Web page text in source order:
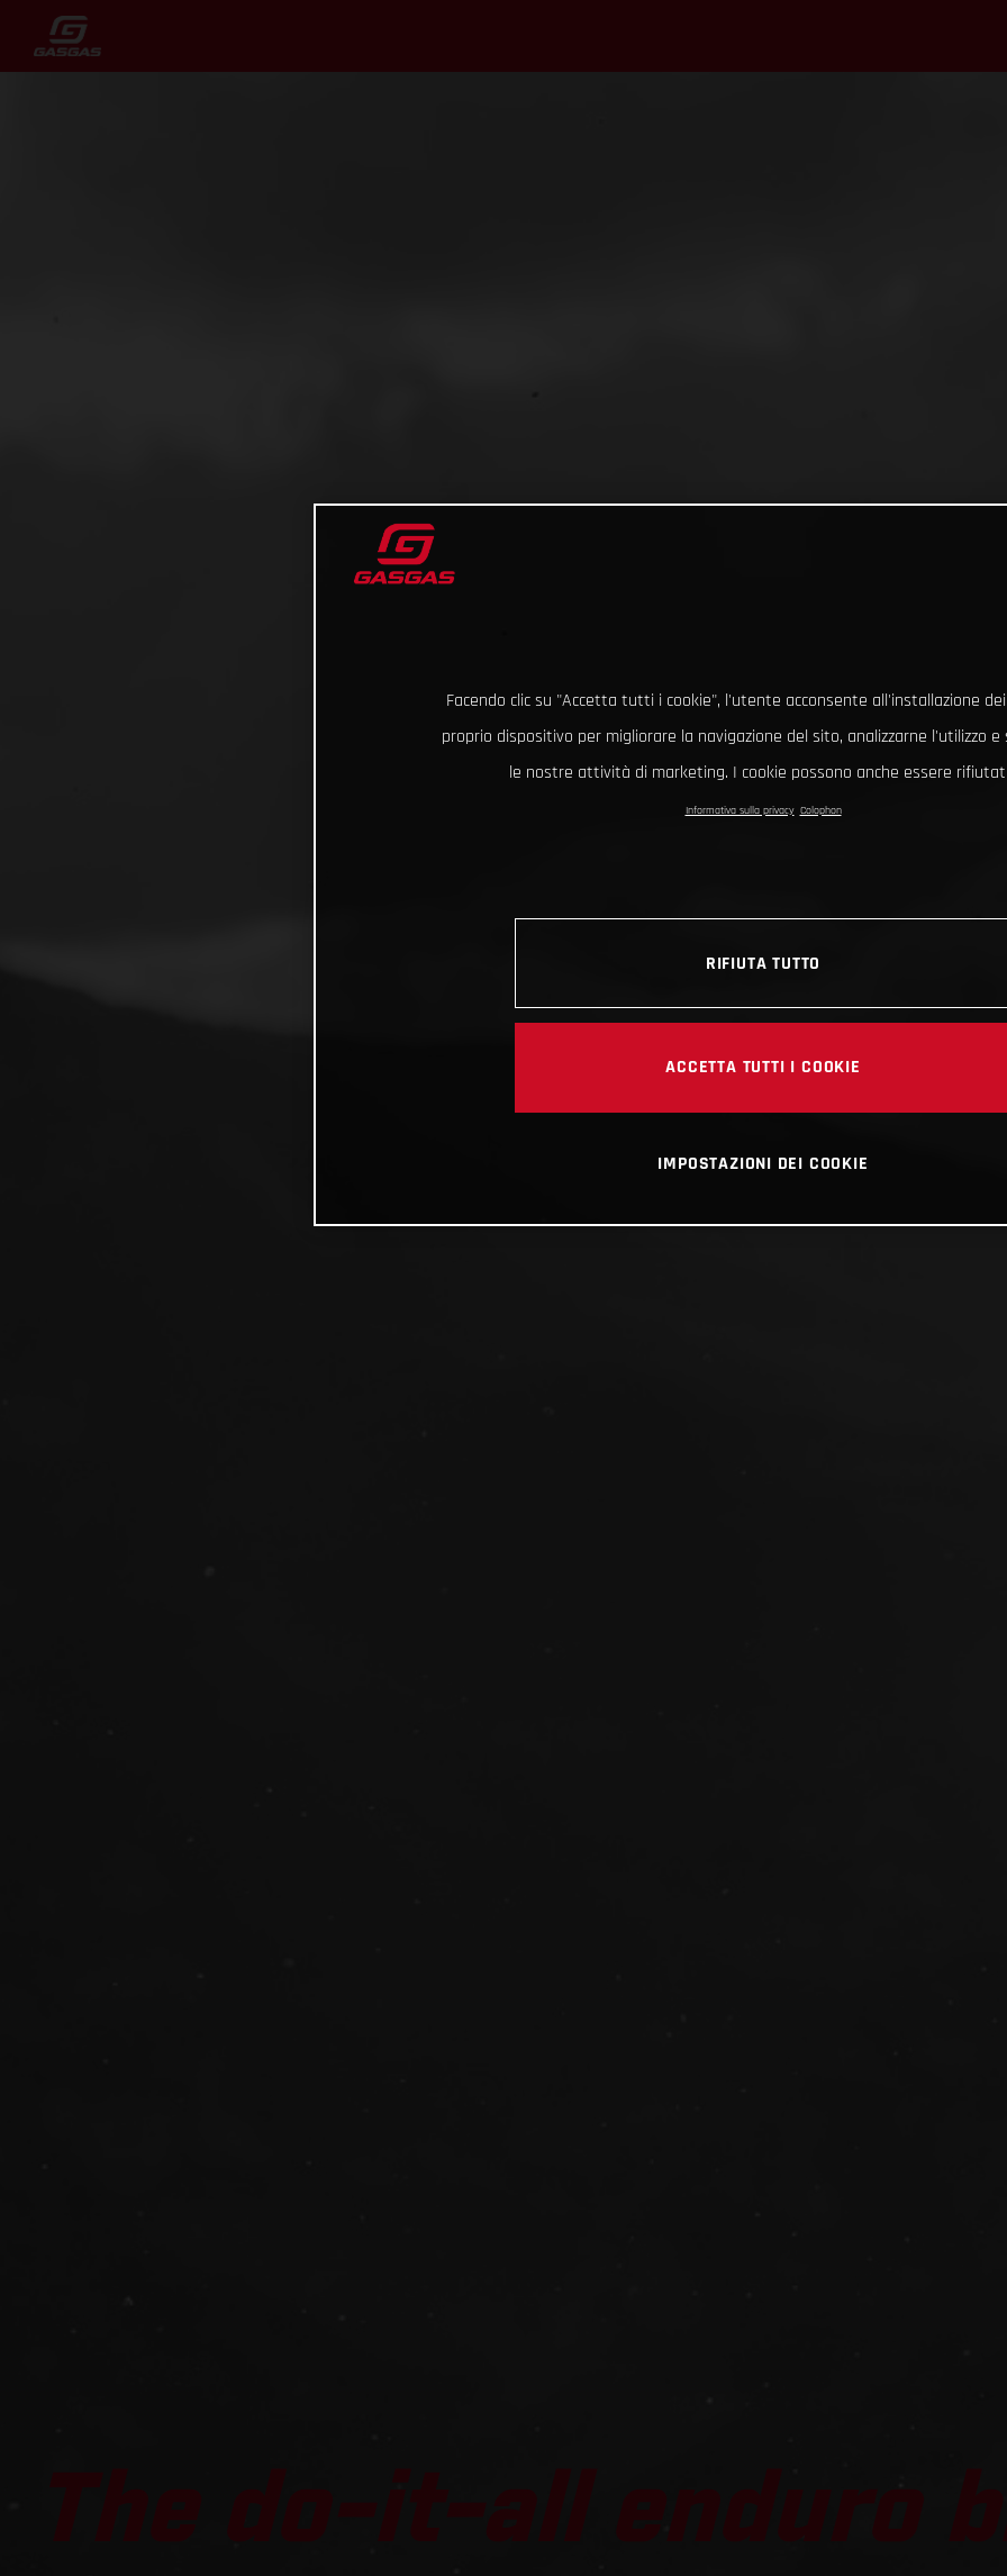
The do-it-all enduro
Facendo clic su "Accetta tutti i cookie", l'utente acconsente all'installazione
proprio dispositivo per migliorare la navigazione del sito, analizzarne l'utilizzo
le nostre attività di marketing. I cookie possono anche essere
Informativa sulla privacy Colophon
RIFIUTA TUTTO
ACCETTA TUTTI I COOKIE
IMPOSTAZIONI DEI COOKIE